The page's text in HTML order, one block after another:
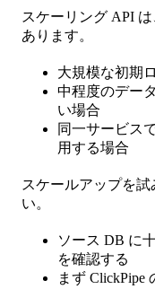
スケーリング API
あります。
大規模な初期
中程度のデー
い場合
同一サービス
用する場合
スケールアップを
い。
ソース DB に
を確認する
まず ClickPipe